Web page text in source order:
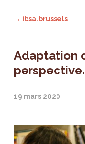
→ ibsa.brussels
Adaptation
19 mars 2020